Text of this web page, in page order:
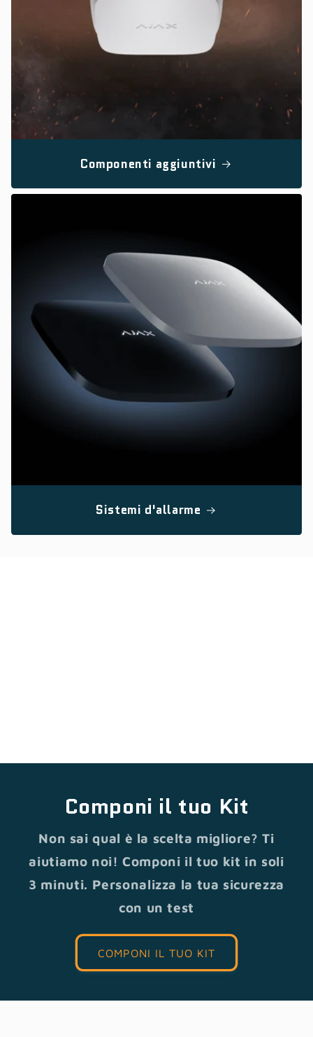
Componenti aggiuntivi
Sistemi d'allarme
Componi il tuo Kit
Non sai qual è la scelta migliore? Ti
aiutiamo noi! Componi il tuo kit in soli
3 minuti. Personalizza la tua sicurezza
con un test
COMPONI IL TUO KIT